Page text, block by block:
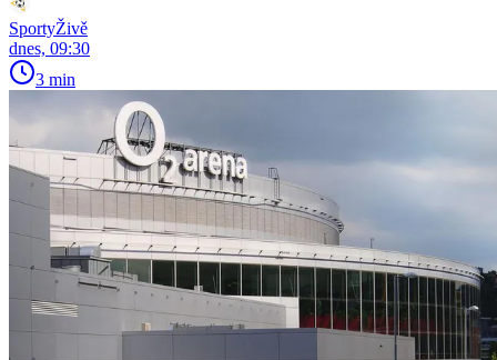
SportyŽivě
dnes, 09:30
3 min